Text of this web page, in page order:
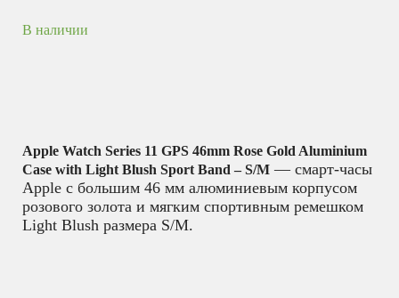
В наличии
Apple Watch Series 11 GPS 46mm Rose Gold Aluminium
Case with Light Blush Sport Band – S/M — смарт-часы
Apple с большим 46 мм алюминиевым корпусом
розового золота и мягким спортивным ремешком
Light Blush размера S/M.